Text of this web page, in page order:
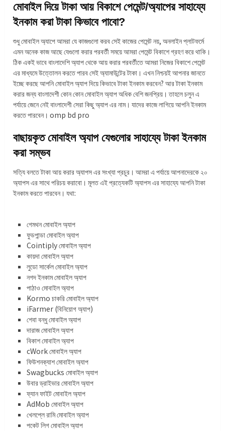
মোবাইল দিয়ে টাকা আয় বিকাশে পেমেন্ট/অ্যাপের সাহায্যে
ইনকাম করা টাকা কিভাবে পাবো?
শুধু মোবাইল অ্যাপে আমরা যে কাজগুলো করব সেই কাজের পেমেন্ট নয়, অনলাইন প্লাটফর্মে
এমন অনেক কাজ আছে যেগুলো করার পরবর্তী সময়ে আমরা পেমেন্ট বিকাশে গ্রহণ করে থাকি।
ঠিক একই ভাবে বাংলাদেশি অ্যাপ থেকে আয় করার পরবর্তীতে আমরা নিজের বিকাশে পেমেন্ট
এর মাধ্যমে উত্তোলন করতে পারব সেই অ্যামাউন্টের টাকা। এখন নিশ্চয়ই আপনার জানতে
ইচ্ছে করছে আপনি মোবাইল অ্যাপ দিয়ে কিভাবে টাকা ইনকাম করবেন? আর টাকা ইনকাম
করার জন্য বাংলাদেশী কোন কোন মোবাইল অ্যাপ অধিক বেশি জনপ্রিয়। তাহলে চলুন এ
পর্যায়ে জেনে নেই বাংলাদেশী সেরা কিছু অ্যাপ এর নাম। যাদের কাজে লাগিয়ে আপনি ইনকাম
করতে পারবেন। omp bd pro
বাছায়কৃত মোবাইল অ্যাপ যেগুলোর সাহায্যে টাকা ইনকাম
করা সম্ভব
সত্যি বলতে টাকা আয় করার অ্যাপস এর সংখ্যা প্রচুর। আমরা এ পর্যায়ে আপনাদেরকে ২০
অ্যাপস এর সাথে পরিচয় করাবো। মূলত এই প্রত্যেকটি অ্যাপস এর সাহায্যে আপনি টাকা
ইনকাম করতে পারবেন। যথা:
গেমথন মোবাইল অ্যাপ
ফুডপান্ডা মোবাইল অ্যাপ
Cointiply মোবাইল অ্যাপ
কায়দা মোবাইল অ্যাপ
লুডো সার্কেল মোবাইল অ্যাপ
নগদ ইনকাম মোবাইল অ্যাপ
পাঠাও মোবাইল অ্যাপ
Kormo চাকরি মোবাইল অ্যাপ
iFarmer (বিনিয়োগ অ্যাপ)
শেবা বন্ধু মোবাইল অ্যাপ
দারাজ মোবাইল অ্যাপ
বিকাশ মোবাইল অ্যাপ
cWork মোবাইল অ্যাপ
ফিউশনক্যাশ মোবাইল অ্যাপ
Swagbucks মোবাইল অ্যাপ
উবার ড্রাইভার মোবাইল অ্যাপ
ফ্যান ফাইট মোবাইল অ্যাপ
AdMob মোবাইল অ্যাপ
খেলপ্লে রামি মোবাইল অ্যাপ
পকেট লিগ মোবাইল অ্যাপ